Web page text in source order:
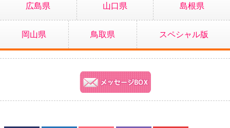
広島県 山口県 島根県
岡山県 鳥取県 スペシャル版